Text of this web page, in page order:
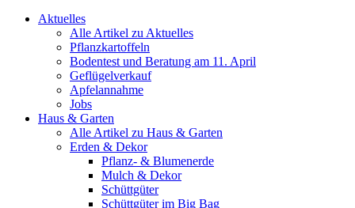
Aktuelles
Alle Artikel zu Aktuelles
Pflanzkartoffeln
Bodentest und Beratung am 11. April
Geflügelverkauf
Apfelannahme
Jobs
Haus & Garten
Alle Artikel zu Haus & Garten
Erden & Dekor
Pflanz- & Blumenerde
Mulch & Dekor
Schüttgüter
Schüttgüter im Big Bag